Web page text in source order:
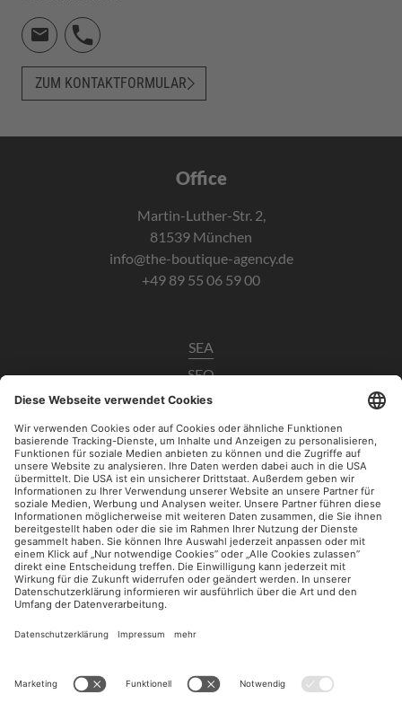
ZUM KONTAKTFORMULAR
Office
Martin-Luther-Str. 2,
81539 München
info@the-boutique-agency.de
+49 89 55 06 59 00
SEA
SEO
Data Analytics
UX / CRO
Paid Social